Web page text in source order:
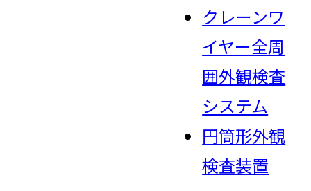
クレーンワ
イヤー全周
囲外観検査
システム
円筒形外観
検査装置